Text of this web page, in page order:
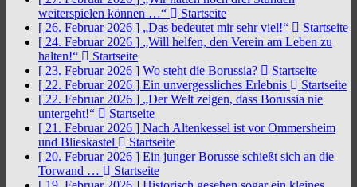
weiterspielen können …“
Startseite
[ 26. Februar 2026 ] „Das bedeutet mir sehr viel!“
Startseite
[ 24. Februar 2026 ] „Will helfen, den Verein am Leben zu
halten!“
Startseite
[ 23. Februar 2026 ] Wo steht die Borussia?
Startseite
[ 22. Februar 2026 ] Ein unvergessliches Erlebnis
Startseite
[ 22. Februar 2026 ] „Der Welt zeigen, dass Borussia nie
untergeht!“
Startseite
[ 21. Februar 2026 ] Nach Altenkessel ist vor Ommersheim
und Blieskastel
Startseite
[ 20. Februar 2026 ] Ein junger Borusse schießt sich an die
Torwand …
Startseite